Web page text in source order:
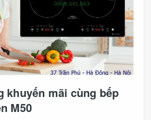
khuyến mãi cùng bếp
M50